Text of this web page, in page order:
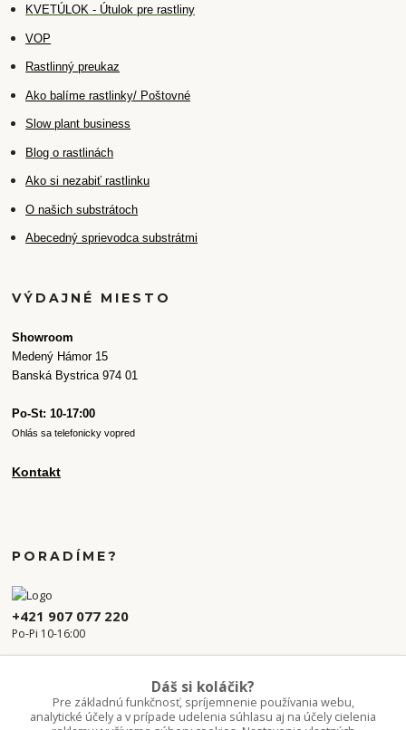
KVETÚLOK - Útulok pre rastliny
VOP
Rastlinný preukaz
Ako balíme rastlinky/ Poštovné
Slow plant business
Blog o rastlinách
Ako si nezabiť rastlinku
O našich substrátoch
Abecedný sprievodca substrátmi
VÝDAJNÉ MIESTO
Showroom
Medený Hámor 15
Banská Bystrica 974 01
Po-St: 10-17:00
Ohlás sa telefonicky vopred
Kontakt
PORADÍME?
+421 907 077 220
Po-Pi 10-16:00
Dáš si koláčik?
Pre základnú funkčnosť, spríjemnenie používania webu,
analytické účely a v prípade udelenia súhlasu aj na účely cielenia